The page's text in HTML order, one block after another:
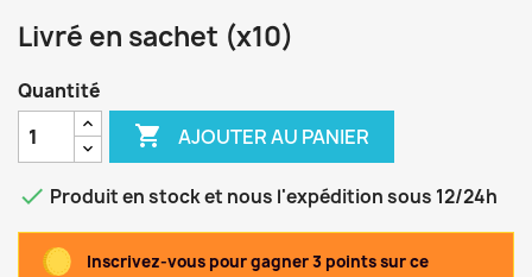
Livré en sachet (x10)
Quantité
 AJOUTER AU PANIER
 Produit en stock et nous l'expédition sous 12/24h
Inscrivez-vous pour gagner 3 points sur ce